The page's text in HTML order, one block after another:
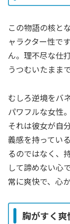
この物語の核と
ャラクター性で
ん。理不尽な仕
うつむいたまま
むしろ逆境をバ
パワフルな女性
それは彼女が自
義感を持ってい
るのではなく、
して諦めない心
常に爽快で、心
胸がすく